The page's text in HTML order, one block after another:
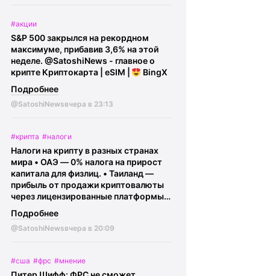
Криптокарта | eSIM |
#акции
S&P 500 закрылся на рекордном
максимуме, прибавив 3,6% на этой
неделе. @SatoshiNews - главное о
крипте Криптокарта | eSIM |
BingX
Подробнее
@SatoshiNewsвчера в 23:13
#крипта #налоги
Налоги на крипту в разных странах
мира • ОАЭ — 0% налога на прирост
капитала для физлиц. • Таиланд —
прибыль от продажи криптовалюты
через лицензированные платформы
освобождена от налога до конца
2029 года (условие - владение
криптой более 5 лет). • Беларусь —
при соблюдении требований
Подробнее
@SatoshiNewsвчера в 20:09
#сша #фрс #мнение